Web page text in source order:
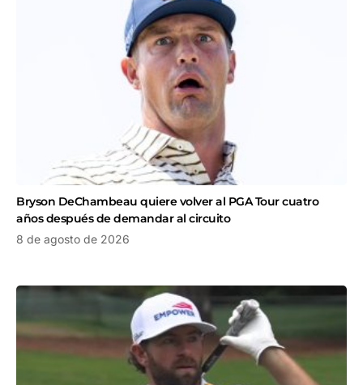
Bryson DeChambeau quiere volver al PGA Tour cuatro
años después de demandar al circuito
8 de agosto de 2026